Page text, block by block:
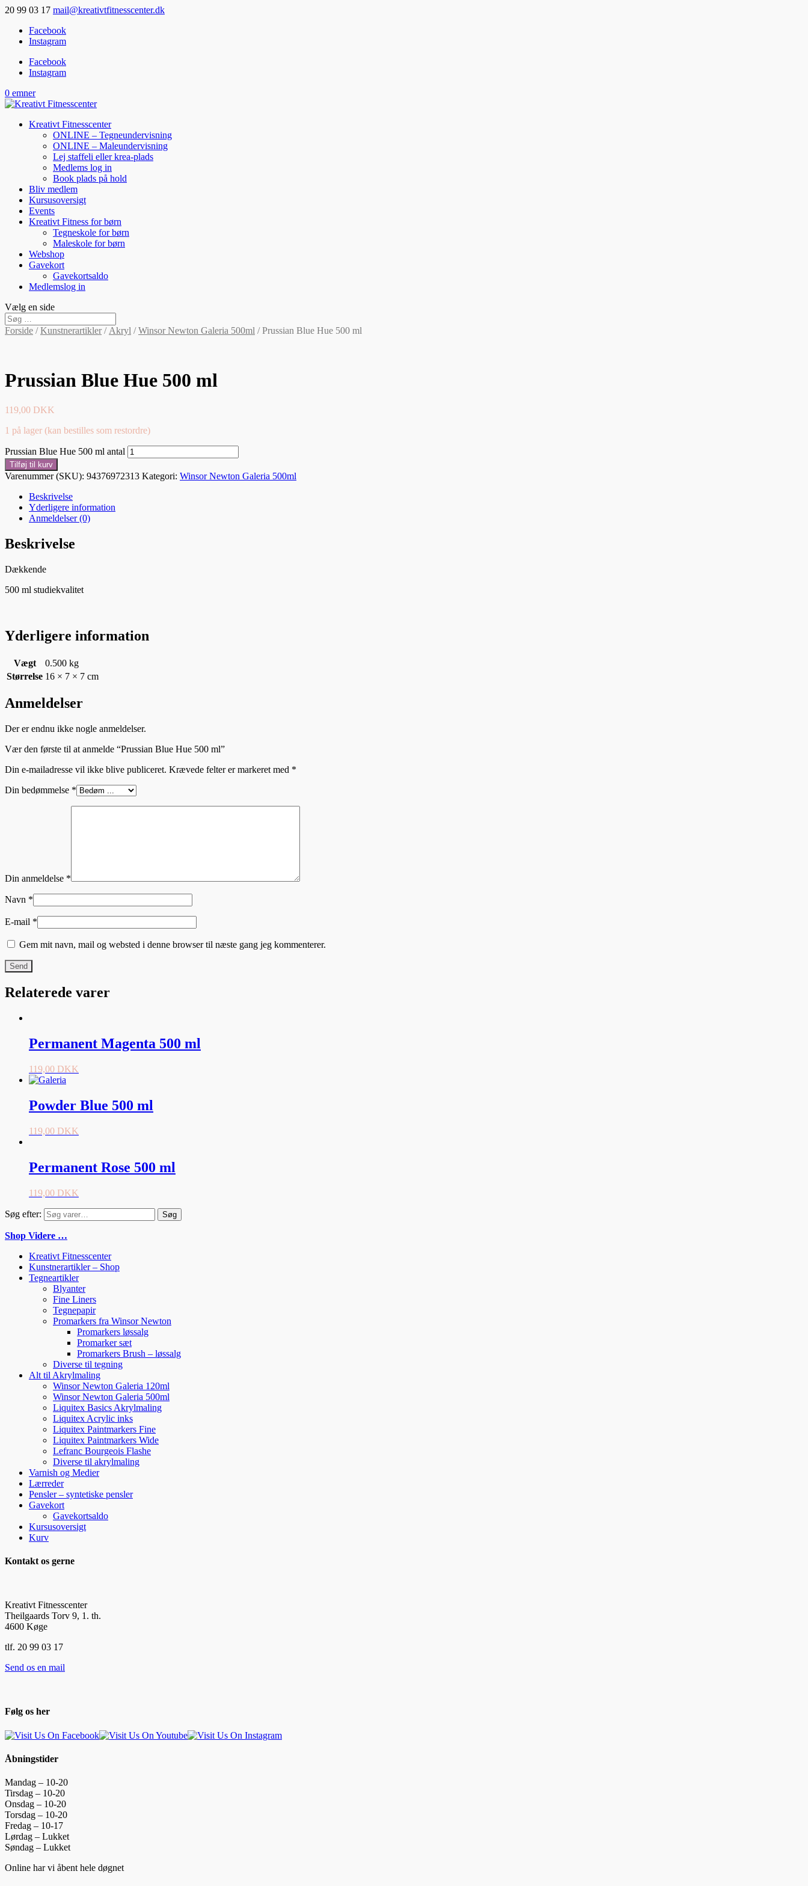
20 99 03 17 mail@kreativtfitnesscenter.dk
Facebook
Instagram
Facebook
Instagram
0 emner
Kreativt Fitnesscenter
ONLINE – Tegneundervisning
ONLINE – Maleundervisning
Lej staffeli eller krea-plads
Medlems log in
Book plads på hold
Bliv medlem
Kursusoversigt
Events
Kreativt Fitness for børn
Tegneskole for børn
Maleskole for børn
Webshop
Gavekort
Gavekortsaldo
Medlemslog in
Vælg en side
Forside /Kunstnerartikler/ Akryl /Winsor Newton Galeria 500ml / Prussian Blue Hue 500 ml
Prussian Blue Hue 500 ml
119,00 DKK
1 på lager (kan bestilles som restordre)
Prussian Blue Hue 500 ml antal
Tilføj til kurv
Varenummer (SKU): 94376972313 Kategori: Winsor Newton Galeria 500ml
Beskrivelse
Yderligere information
Anmeldelser (0)
Beskrivelse
Dækkende
500 ml studiekvalitet
Yderligere information
Vægt
0.500 kg
Størrelse 16 × 7 × 7 cm
Anmeldelser
Der er endnu ikke nogle anmeldelser.
Vær den første til at anmelde “Prussian Blue Hue 500 ml”
Din e-mailadresse vil ikke blive publiceret. Krævede felter er markeret med *
Din bedømmelse *
Din anmeldelse *
Navn *
E-mail *
Gem mit navn, mail og websted i denne browser til næste gang jeg kommenterer.
Relaterede varer
Permanent Magenta 500 ml
119,00 DKK
Powder Blue 500 ml
119,00 DKK
Permanent Rose 500 ml
119,00 DKK
Søg efter: Søg
Shop Videre …
Kreativt Fitnesscenter
Kunstnerartikler – Shop
Tegneartikler
Blyanter
Fine Liners
Tegnepapir
Promarkers fra Winsor Newton
Promarkers løssalg
Promarker sæt
Promarkers Brush – løssalg
Diverse til tegning
Alt til Akrylmaling
Winsor Newton Galeria 120ml
Winsor Newton Galeria 500ml
Liquitex Basics Akrylmaling
Liquitex Acrylic inks
Liquitex Paintmarkers Fine
Liquitex Paintmarkers Wide
Lefranc Bourgeois Flashe
Diverse til akrylmaling
Varnish og Medier
Lærreder
Pensler – syntetiske pensler
Gavekort
Gavekortsaldo
Kursusoversigt
Kurv
Kontakt os gerne
Kreativt Fitnesscenter
Theilgaards Torv 9, 1. th.
4600 Køge
tlf. 20 99 03 17
Send os en mail
Følg os her
Åbningstider
Mandag – 10-20
Tirsdag – 10-20
Onsdag – 10-20
Torsdag – 10-20
Fredag – 10-17
Lørdag – Lukket
Søndag – Lukket
Online har vi åbent hele døgnet